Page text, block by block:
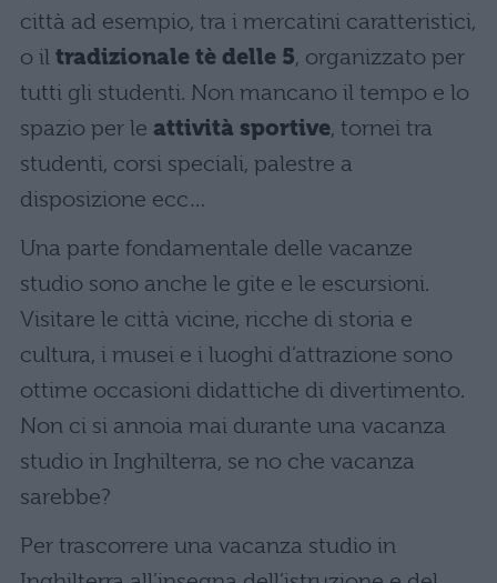
città ad esempio, tra i mercatini caratteristici,
o il tradizionale tè delle 5, organizzato per
tutti gli studenti. Non mancano il tempo e lo
spazio per le attività sportive, tornei tra
studenti, corsi speciali, palestre a
disposizione ecc…
Una parte fondamentale delle vacanze
studio sono anche le gite e le escursioni.
Visitare le città vicine, ricche di storia e
cultura, i musei e i luoghi d’attrazione sono
ottime occasioni didattiche di divertimento.
Non ci si annoia mai durante una vacanza
studio in Inghilterra, se no che vacanza
sarebbe?
Per trascorrere una vacanza studio in